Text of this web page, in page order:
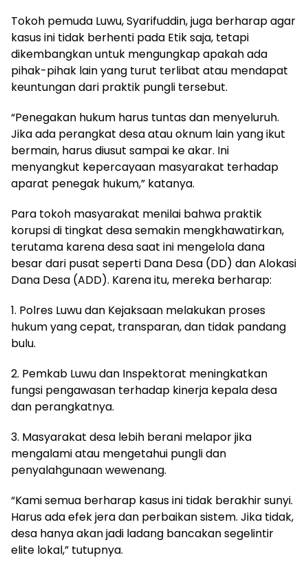
Tokoh pemuda Luwu, Syarifuddin, juga berharap agar
kasus ini tidak berhenti pada Etik saja, tetapi
dikembangkan untuk mengungkap apakah ada
pihak-pihak lain yang turut terlibat atau mendapat
keuntungan dari praktik pungli tersebut.
“Penegakan hukum harus tuntas dan menyeluruh.
Jika ada perangkat desa atau oknum lain yang ikut
bermain, harus diusut sampai ke akar. Ini
menyangkut kepercayaan masyarakat terhadap
aparat penegak hukum,” katanya.
Para tokoh masyarakat menilai bahwa praktik
korupsi di tingkat desa semakin mengkhawatirkan,
terutama karena desa saat ini mengelola dana
besar dari pusat seperti Dana Desa (DD) dan Alokasi
Dana Desa (ADD). Karena itu, mereka berharap:
1. Polres Luwu dan Kejaksaan melakukan proses
hukum yang cepat, transparan, dan tidak pandang
bulu.
2. Pemkab Luwu dan Inspektorat meningkatkan
fungsi pengawasan terhadap kinerja kepala desa
dan perangkatnya.
3. Masyarakat desa lebih berani melapor jika
mengalami atau mengetahui pungli dan
penyalahgunaan wewenang.
“Kami semua berharap kasus ini tidak berakhir sunyi.
Harus ada efek jera dan perbaikan sistem. Jika tidak,
desa hanya akan jadi ladang bancakan segelintir
elite lokal,” tutupnya.